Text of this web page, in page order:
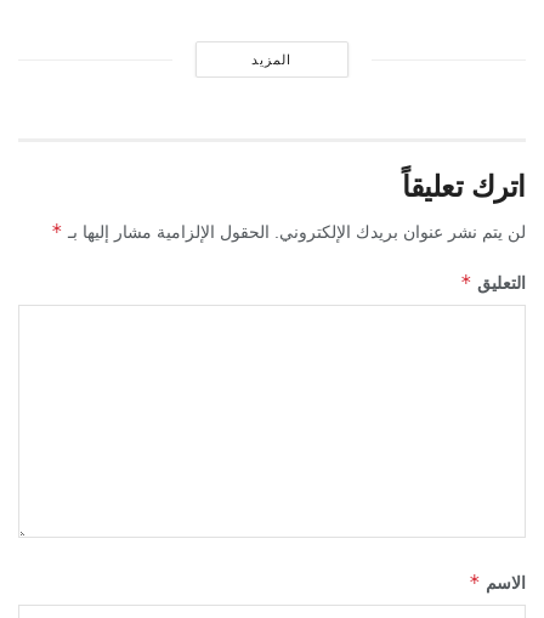
المزيد
اترك تعليقاً
لن يتم نشر عنوان بريدك الإلكتروني. الحقول الإلزامية مشار إليها بـ *
التعليق *
الاسم *